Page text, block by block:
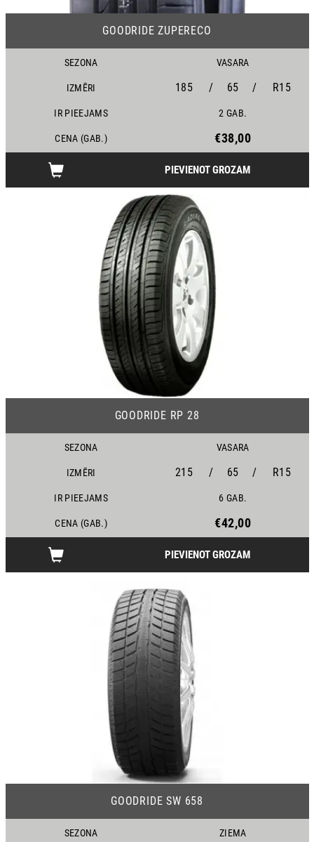
GOODRIDE ZUPERECO
SEZONA VASARA
IZMĒRI 185 / 65 / R15
IR PIEEJAMS 2 GAB.
CENA (GAB.) €38,00
PIEVIENOT GROZAM
GOODRIDE RP 28
SEZONA VASARA
IZMĒRI 215 / 65 / R15
IR PIEEJAMS 6 GAB.
CENA (GAB.) €42,00
PIEVIENOT GROZAM
GOODRIDE SW 658
SEZONA ZIEMA